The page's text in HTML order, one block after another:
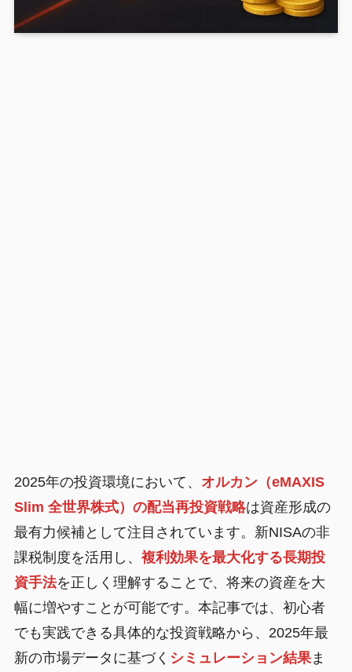
2025年の投資環境において、 オルカン（eMAXIS
Slim 全世界株式）の配当再投資戦略は資産形成の
最有力候補として注目されています。新NISAの非
課税制度を活用し、 複利効果を最大化する長期投
資手法を正しく理解することで、将来の資産を大
幅に増やすことが可能です。本記事では、初心者
でも実践できる具体的な投資戦略から、2025年最
新の市場データに基づく シミュレーション結果ま